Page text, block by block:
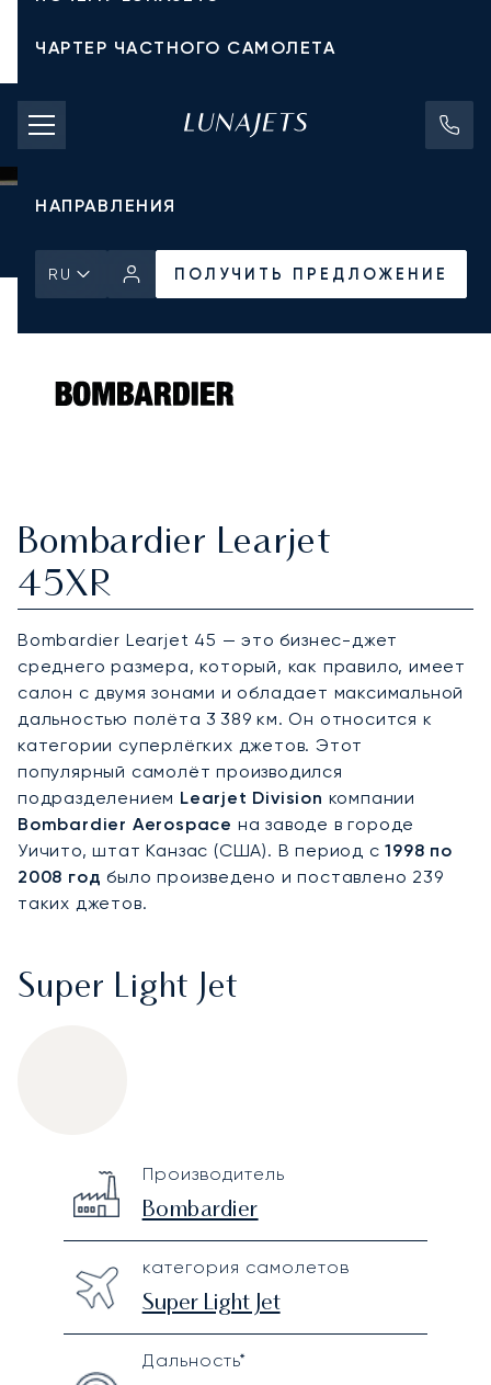
ЧАРТЕР ЧАСТНОГО САМОЛЕТА
СТОИМОСТЬ ЧАРТЕРА
ЧАСТНЫЕ САМОЛЕТЫ
НАПРАВЛЕНИЯ
RU ПОЛУЧИТЬ ПРЕДЛОЖЕНИЕ
Bombardier Learjet
45XR
Bombardier Learjet 45 — это бизнес-джет
среднего размера, который, как правило, имеет
салон с двумя зонами и обладает максимальной
дальностью полёта 3 389 км. Он относится к
категории суперлёгких джетов. Этот
популярный самолёт производился
подразделением Learjet Division компании
Bombardier Aerospace на заводе в городе
Уичито, штат Канзас (США). В период с1998 по
2008 год было произведено и поставлено 239
таких джетов.
Super Light Jet
Technical specifications
Производитель
Bombardier
категория самолетов
Super Light Jet
Дальность*